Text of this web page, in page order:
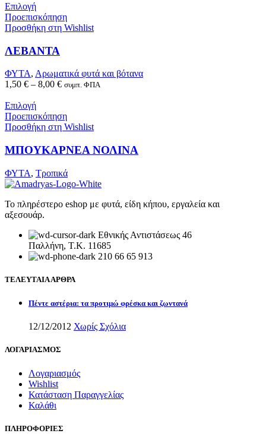
Επιλογή
Προεπισκόπηση
Προσθήκη στη Wishlist
ΛΕΒΑΝΤΑ
ΦΥΤΑ, Αρωματικά φυτά και βότανα
1,50 € – 8,00 € συμπ. ΦΠΑ
Επιλογή
Προεπισκόπηση
Προσθήκη στη Wishlist
ΜΠΟΥΚΑΡΝΕΑ ΝΟΛΙΝΑ
ΦΥΤΑ, Τροπικά
Το πληρέστερο eshop με φυτά, είδη κήπου, εργαλεία και
αξεσουάρ.
Εθνικής Αντιστάσεως 46
Παλλήνη, Τ.Κ. 11685
210 66 65 913
ΤΕΛΕΥΤΑΙΑ ΑΡΘΡΑ
Πέντε αστέρια: τα προτιμώ φρέσκα και ζωντανά
12/12/2012 Χωρίς Σχόλια
ΛΟΓΑΡΙΑΣΜΟΣ
Λογαριασμός
Wishlist
Κατάσταση Παραγγελίας
Καλάθι
ΠΛΗΡΟΦΟΡΙΕΣ